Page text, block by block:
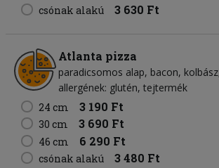
csónak alakú 3 630 Ft
Atlanta pizza
paradicsomos alap bacon kolbász
allergének: glutén, tejtermék
24 cm
3 190 Ft
30 cm 3 690 Ft
46 cm 6 290 Ft
csónak alakú 3 480 Ft